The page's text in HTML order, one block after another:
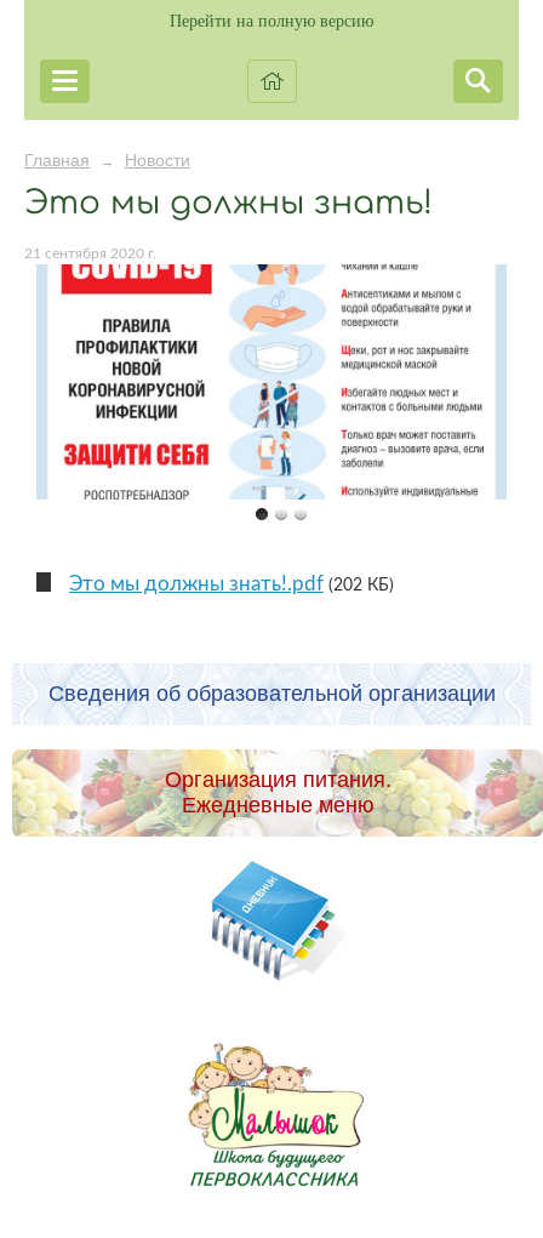
Перейти на полную версию
Главная → Новости
Это мы должны знать!
21 сентября 2020 г.
Это мы должны знать!.pdf (202 КБ)
Сведения об образовательной организации
Организация питания.
Ежедневные меню